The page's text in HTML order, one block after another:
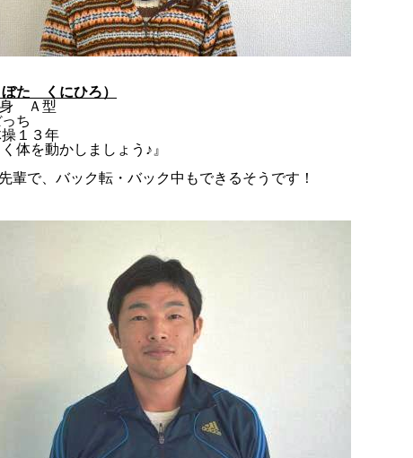
た くにひろ）
身 Ａ型
ち
１３年
を動かしましょう♪』
輩で、バック転・バック中もできるそうです！